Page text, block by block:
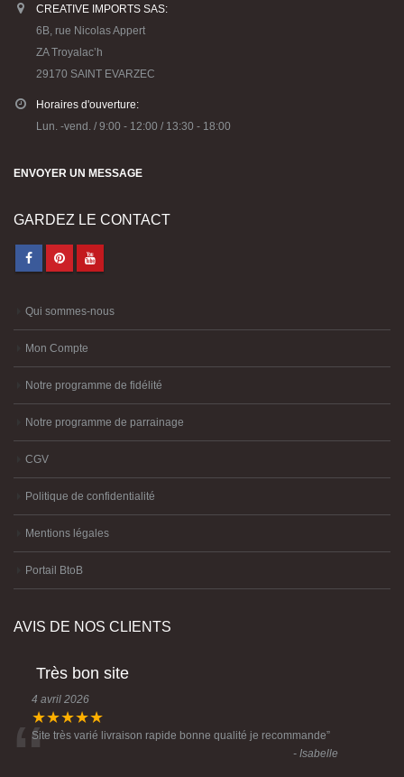
CREATIVE IMPORTS SAS:
6B, rue Nicolas Appert
ZA Troyalac’h
29170 SAINT EVARZEC
Horaires d'ouverture:
Lun. -vend. / 9:00 - 12:00 / 13:30 - 18:00
ENVOYER UN MESSAGE
GARDEZ LE CONTACT
Qui sommes-nous
Mon Compte
Notre programme de fidélité
Notre programme de parrainage
CGV
Politique de confidentialité
Mentions légales
Portail BtoB
AVIS DE NOS CLIENTS
Très bon site
4 avril 2026
★★★★★
Site très varié livraison rapide bonne qualité je recommande”
- Isabelle